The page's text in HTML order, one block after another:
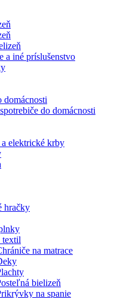
a iné príslušenstvo
domácnosti
do domácnosti
elektrické krby
hračky
na matrace
bielizeň
na spanie